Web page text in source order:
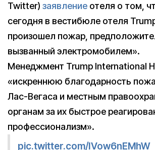
Twitter) заявление отеля о том,
сегодня в вестибюле отеля
произошел пожар,
вызванный электромобилем».
Менеджмент Trump International
«искреннюю благодарность
Лас-Вегаса и местным
органам за их быстрое
профессионализм».
pic.twitter.com/IVow6nEMhW